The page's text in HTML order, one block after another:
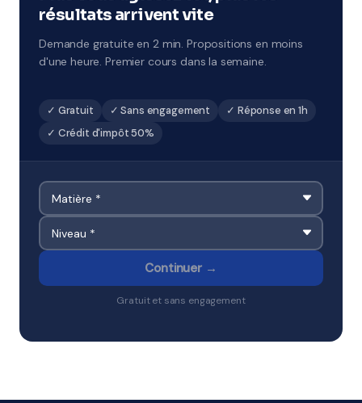
résultats arrivent vite
Demande gratuite en 2 min. Propositions en moins
d'une heure. Premier cours dans la semaine.
✓ Gratuit ✓ Sans engagement
✓ Réponse en 1h
✓ Crédit d'impôt 50%
Continuer →
Gratuit et sans engagement